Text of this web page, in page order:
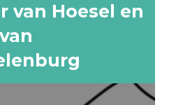
van Hoesel en